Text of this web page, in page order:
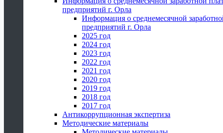
предприятий г. Орла
Информация о среднемесячной
предприятий г. Орла
2025 год
2024 год
2023 год
2022 год
2021 год
2020 год
2019 год
2018 год
2017 год
Антикоррупционная экспертиза
Методические материалы